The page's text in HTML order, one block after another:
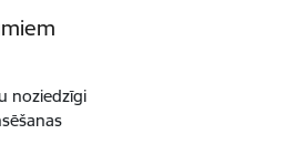
noziedzīgi